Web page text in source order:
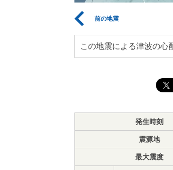
前の地震
この地震による津波の心
発生時刻
震源地
最大震度